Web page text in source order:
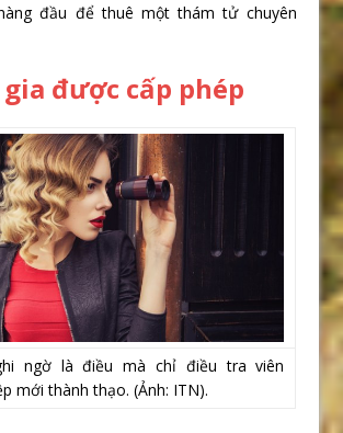
đầu để thuê một thám tử chuyên
được cấp phép
ngờ là điều mà chỉ điều tra viên
mới thành thạo. (Ảnh: ITN).